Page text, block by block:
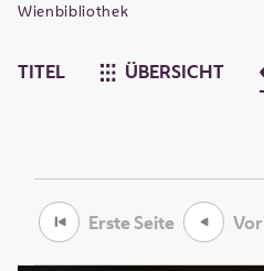
Wienbibliothek
TITEL ÜBERSICHT
Erste Seite